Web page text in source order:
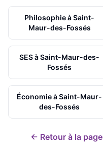
PhilosophieàSaint-
Maur-des-Fossés
SESàSaint-Maur-des-
Fossés
ÉconomieàSaint-Maur-
des-Fossés
← Retour à la page